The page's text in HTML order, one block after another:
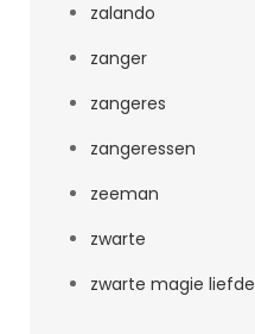
zalando
zanger
zangeres
zangeressen
zeeman
zwarte
zwarte magie liefde